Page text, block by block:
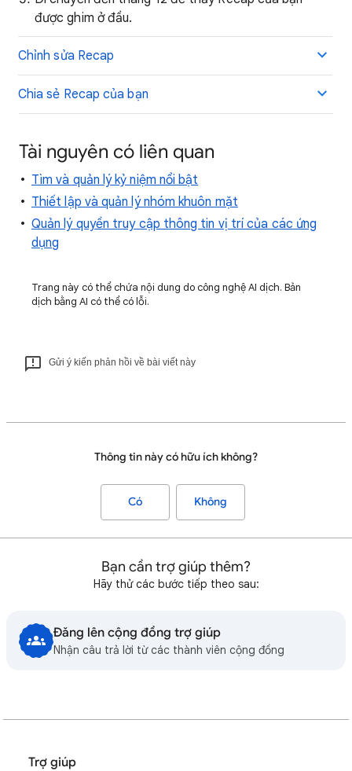
được ghim ở đầu.
Chỉnh sửa Recap
Chia sẻ Recap của bạn
Tài nguyên có liên quan
Tìm và quản lý kỷ niệm nổi bật
Thiết lập và quản lý nhóm khuôn mặt
Quản lý quyền truy cập thông tin vị trí của các ứng
dụng
Trang này có thể chứa nội dung do công nghệ AI dịch. Bản
dịch bằng AI có thể có lỗi.
Gửi ý kiến phản hồi về bài viết này
Thông tin này có hữu ích không?
Có Không
Bạn cần trợ giúp thêm?
Hãy thử các bước tiếp theo sau:
Đăng lên cộng đồng trợ giúp
Nhận câu trả lời từ các thành viên cộng đồng
Trợ giúp